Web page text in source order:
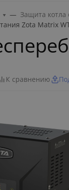
Защита
Zota Matrix
К сравнению